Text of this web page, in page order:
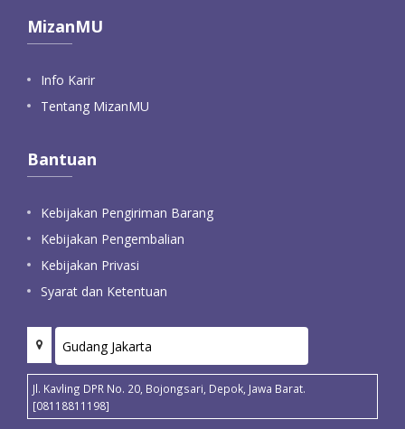
MizanMU
Info Karir
Tentang MizanMU
Bantuan
Kebijakan Pengiriman Barang
Kebijakan Pengembalian
Kebijakan Privasi
Syarat dan Ketentuan
Jl. Kavling DPR No. 20, Bojongsari, Depok, Jawa Barat.
[08118811198]